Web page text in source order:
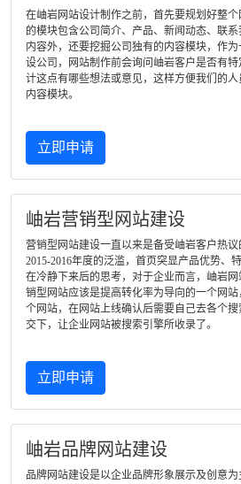
在岫岩网站设计制作之前，首先要规划好整
的模块包含公司简介、产品、新闻动态、联
内容外，还要挖掘公司独有的内容模块，作
设公司，网站制作前会询问岫岩客户是否有
计这点有哪些想法或意见，这样方便我们的
内容模块。
立即申请
岫岩营销型网站建设
营销型网站建设一直以来是备受岫岩客户热
2015-2016年度的泛滥，首页突显产品优势、
在冷静下来后的思考，对于企业而言，岫岩
销型网站应该是提高转化率为导向的一个网
个网站，在网站上线确认后需要自己去各个
交下，让企业网站被搜索引擎所收录了。
立即申请
岫岩品牌网站建设
品牌网站建设是以企业品牌形象展示及创意